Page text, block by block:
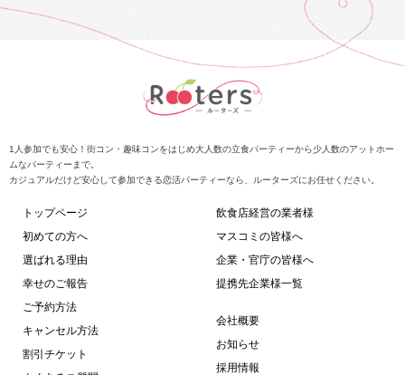
1人参加でも安心！街コン・趣味コンをはじめ大人数の立食パーティーから少人数のアットホー
ムなパーティーまで。
カジュアルだけど安心して参加できる恋活パーティーなら、ルーターズにお任せください。
トップページ
初めての方へ
選ばれる理由
幸せのご報告
ご予約方法
キャンセル方法
割引チケット
飲食店経営の業者様
マスコミの皆様へ
企業・官庁の皆様へ
提携先企業様一覧
会社概要
お知らせ
採用情報